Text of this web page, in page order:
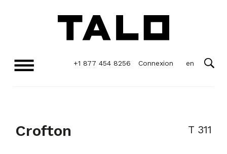
+1 877 454 8256 Connexion
Crofton T 311